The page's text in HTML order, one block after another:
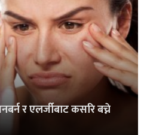
र एलर्जीबाट कसरि बच्ने